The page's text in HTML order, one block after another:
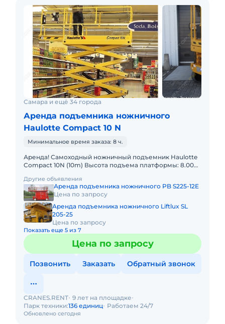
Самара и ещё 34 города
Аренда подъемника ножничного
Haulotte Compact 10 N
Минимальное время заказа: 8 ч.
Аренда! Самоходный ножничный подъемник Haulotte
Compact 10N (10m) Высота подъема платформы: 8.00м
платформы:
Другие объявления
Аренда подъемника ножничного PB S225-12E
Цена по запросу
Аренда подъемника ножничного Liftlux SL
205-25
Цена по запросу
Показать еще 5 из 7
Цена по запросу
Позвонить Заказать Обратный звонок
Обновлено сегодня
CRANES.RENT 9 лет на площадке
Парк техники:136 единиц Работаем 24/7